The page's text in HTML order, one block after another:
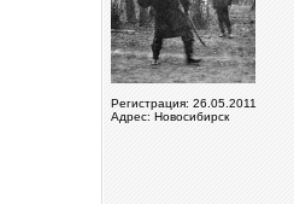
Регистрация: 26.05.2011
Адрес: Новосибирск